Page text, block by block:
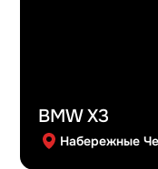
BMW X3
Набережные